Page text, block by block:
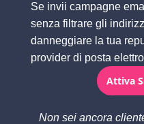
Se invii campagne
senza filtrare gli
danneggiare la tua
provider di posta
Attiva
Non sei ancora